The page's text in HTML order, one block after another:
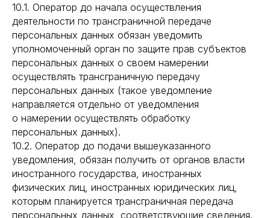
10.1. Оператор до начала осуществления
деятельности по трансграничной передаче
персональных данных обязан уведомить
уполномоченный орган по защите прав субъектов
персональных данных о своем намерении
осуществлять трансграничную передачу
персональных данных (такое уведомление
направляется отдельно от уведомления
о намерении осуществлять обработку
персональных данных).
10.2. Оператор до подачи вышеуказанного
уведомления, обязан получить от органов власти
иностранного государства, иностранных
физических лиц, иностранных юридических лиц,
которым планируется трансграничная передача
персональных данных, соответствующие сведения.